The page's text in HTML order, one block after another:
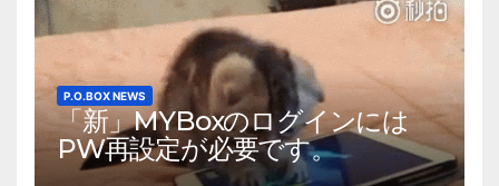
ョ
ン
P.O.BOX NEWS
「新」MYBoxのログインには
PW再設定が必要です。